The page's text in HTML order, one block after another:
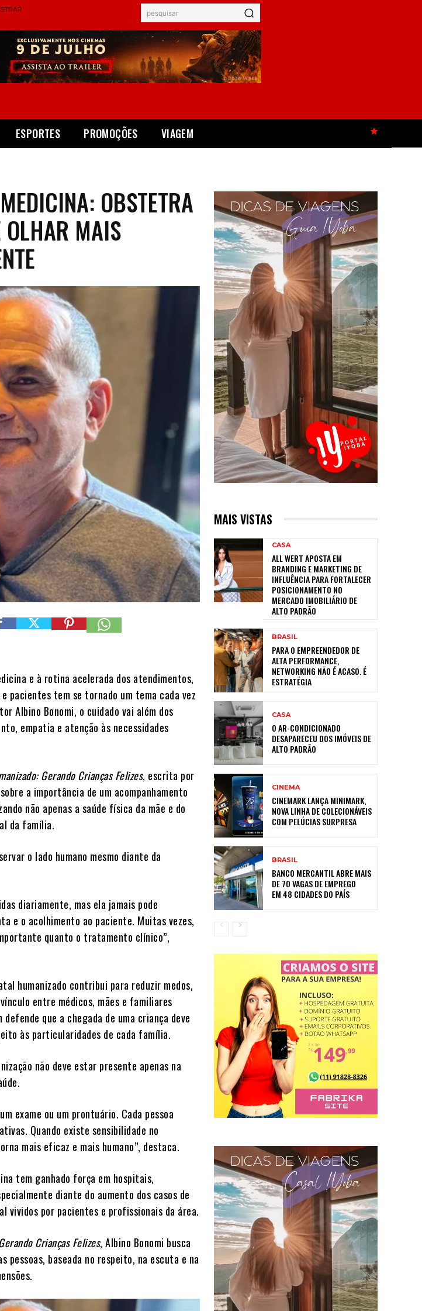
pesquisar
ESPORTES PROMOÇÕES VIAGEM
OBSTETRA
OLHAR MAIS
e à rotina acelerada dos atendimentos,
pacientes tem se tornado um tema cada vez
Albino Bonomi, o cuidado vai além dos
empatia e atenção às necessidades
Gerando Crianças Felizes, escrita por
a importância de um acompanhamento
não apenas a saúde física da mãe e do
da família.
o lado humano mesmo diante da
diariamente, mas ela jamais pode
e o acolhimento ao paciente. Muitas vezes,
quanto o tratamento clínico”,
humanizado contribui para reduzir medos,
entre médicos, mães e familiares
que a chegada de uma criança deve
às particularidades de cada família.
não deve estar presente apenas na
exame ou um prontuário. Cada pessoa
Quando existe sensibilidade no
mais eficaz e mais humano”, destaca.
tem ganhado força em hospitais,
diante do aumento dos casos de
vividos por pacientes e profissionais da área.
Crianças Felizes, Albino Bonomi busca
pessoas, baseada no respeito, na escuta e na
MAIS VISTAS
CASA
ALL WERT APOSTA EM
BRANDING E MARKETING DE
INFLUÊNCIA PARA FORTALECER
POSICIONAMENTO NO
MERCADO IMOBILIÁRIO DE
ALTO PADRÃO
BRASIL
PARA O EMPREENDEDOR DE
ALTA PERFORMANCE,
NETWORKING NÃO É ACASO. É
ESTRATÉGIA
CASA
O AR-CONDICIONADO
DESAPARECEU DOS IMÓVEIS DE
ALTO PADRÃO
CINEMA
CINEMARK LANÇA MINIMARK,
NOVA LINHA DE COLECIONÁVEIS
COM PELÚCIAS SURPRESA
BRASIL
BANCO MERCANTIL ABRE MAIS
DE 70 VAGAS DE EMPREGO
EM 48 CIDADES DO PAÍS